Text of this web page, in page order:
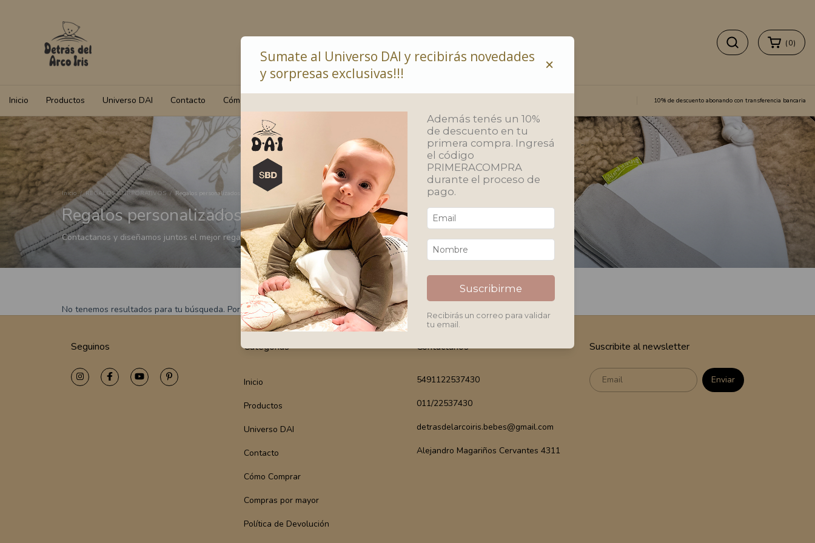
(0)
Inicio Productos Universo DAI Contacto Cómo Comprar 10% de descuento abonando con transferencia bancaria
Inicio / REGALOS CORPORATIVOS / Regalos personalizados para empresas
Regalos personalizados para empresas
Contactanos y diseñamos juntos el mejor regalo.
No tenemos resultados para tu búsqueda. Por favor, intentá con otros filtros.
Seguinos Categorías
Inicio
Productos
Universo DAI
Contacto
Cómo Comprar
Compras por mayor
Política de Devolución
Contactános
5491122537430
011/22537430
detrasdelarcoiris.bebes@gmail.com
Alejandro Magariños Cervantes 4311
Suscribite al newsletter
Sumate al Universo DAI y recibirás novedades
y sorpresas exclusivas!!!
×
Además tenés un 10%
de descuento en tu
primera compra. Ingresá
el código
PRIMERACOMPRA
durante el proceso de
pago.
Suscribirme
Recibirás un correo para validar
tu email.